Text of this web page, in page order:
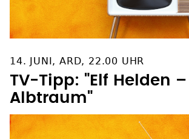
14. JUNI, ARD, 22.00 UHR
TV-Tipp: "Elf Helden
Albtraum"